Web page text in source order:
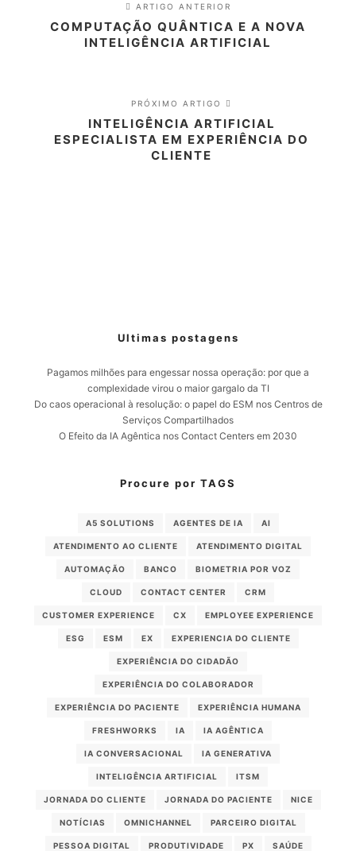
ARTIGO ANTERIOR
COMPUTAÇÃO QUÂNTICA E A NOVA
INTELIGÊNCIA ARTIFICIAL
PRÓXIMO ARTIGO
INTELIGÊNCIA ARTIFICIAL
ESPECIALISTA EM EXPERIÊNCIA DO
CLIENTE
Ultimas postagens
Pagamos milhões para engessar nossa operação: por que a
complexidade virou o maior gargalo da TI
Do caos operacional à resolução: o papel do ESM nos Centros de
Serviços Compartilhados
O Efeito da IA Agêntica nos Contact Centers em 2030
Procure por TAGS
A5 SOLUTIONS AGENTES DE IA AI
ATENDIMENTO AO CLIENTE ATENDIMENTO DIGITAL
AUTOMAÇÃO BANCO BIOMETRIA POR VOZ
CLOUD CONTACT CENTER CRM
CUSTOMER EXPERIENCE CX EMPLOYEE EXPERIENCE
ESG ESM EX EXPERIENCIA DO CLIENTE
EXPERIÊNCIA DO CIDADÃO
EXPERIÊNCIA DO COLABORADOR
EXPERIÊNCIA DO PACIENTE EXPERIÊNCIA HUMANA
FRESHWORKS IA IA AGÊNTICA
IA CONVERSACIONAL IA GENERATIVA
INTELIGÊNCIA ARTIFICIAL ITSM
JORNADA DO CLIENTE JORNADA DO PACIENTE NICE
NOTÍCIAS OMNICHANNEL PARCEIRO DIGITAL
PESSOA DIGITAL PRODUTIVIDADE PX SAÚDE